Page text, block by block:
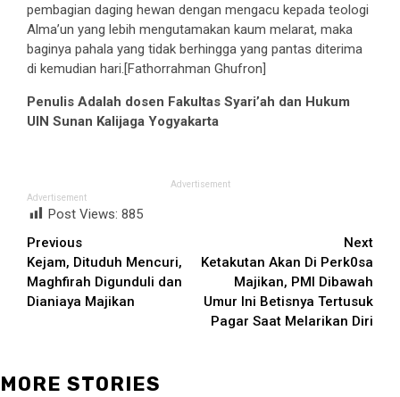
pembagian daging hewan dengan mengacu kepada teologi
Alma’un yang lebih mengutamakan kaum melarat, maka
baginya pahala yang tidak berhingga yang pantas diterima
di kemudian hari.[Fathorrahman Ghufron]
Penulis Adalah dosen Fakultas Syari’ah dan Hukum
UIN Sunan Kalijaga Yogyakarta
Advertisement
Advertisement
Post Views: 885
Continue
Reading
Previous
Kejam, Dituduh Mencuri,
Maghfirah Digunduli dan
Dianiaya Majikan
Next
Ketakutan Akan Di Perk0sa
Majikan, PMI Dibawah
Umur Ini Betisnya Tertusuk
Pagar Saat Melarikan Diri
MORE STORIES